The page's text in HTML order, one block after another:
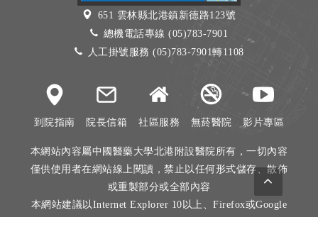
651 雲林縣北港鎮新德路123號
總機電話專線 (05)783-7901
人工掛號服務 (05)783-7901轉1108
到院指南 院長信箱 社區服務 無菸醫院 影片專區
本網站內容屬中國醫藥大學北港附設醫院所有，一切內容
僅供使用者在網站線上閱讀，禁止以任何形式儲存、散佈
或重製部分或全部內容
本網站建議以Internet Explorer 10以上、Firefox或Google